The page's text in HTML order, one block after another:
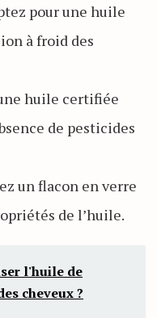
pour une huile
à froid des
huile certifiée
de pesticides
un flacon en verre
de l’huile.
l'huile de
cheveux ?